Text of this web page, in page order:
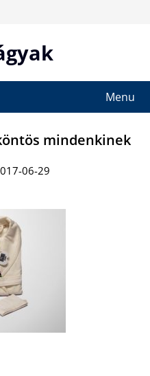
Menu
mindenkinek
06-29